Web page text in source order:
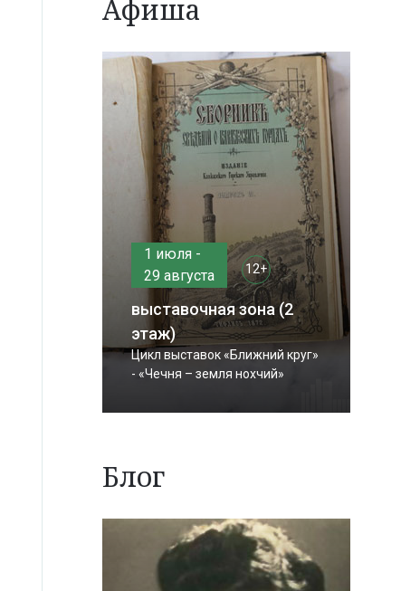
Афиша
1 июля -
29 августа
12+
выставочная зона (2
этаж)
Цикл выставок «Ближний круг»
- «Чечня – земля нохчий»
Блог